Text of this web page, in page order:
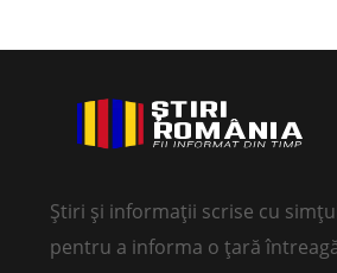
Știri și informații scrise cu
pentru a informa o țară